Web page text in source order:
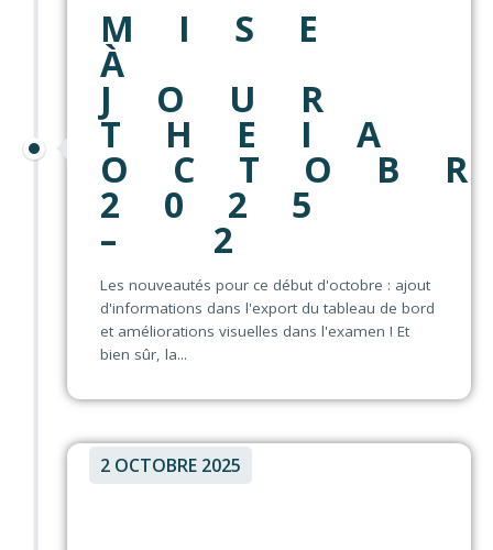
MISE
À
JOUR
THEIA
2025
– 2
Les nouveautés pour ce début d'octobre : ajout
d'informations dans l'export du tableau de bord
et améliorations visuelles dans l'examen ! Et
bien sûr, la...
2 OCTOBRE 2025